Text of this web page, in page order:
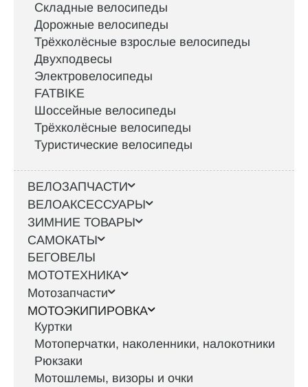
Складные велосипеды
Дорожные велосипеды
Трёхколёсные взрослые велосипеды
Двухподвесы
Электровелосипеды
FATBIKE
Шоссейные велосипеды
Трёхколёсные велосипеды
Туристические велосипеды
ВЕЛОЗАПЧАСТИ
ВЕЛОАКСЕССУАРЫ
ЗИМНИЕ ТОВАРЫ
САМОКАТЫ
БЕГОВЕЛЫ
МОТОТЕХНИКА
Мотозапчасти
МОТОЭКИПИРОВКА
Куртки
Мотоперчатки, наколенники, налокотники
Рюкзаки
Мотошлемы, визоры и очки